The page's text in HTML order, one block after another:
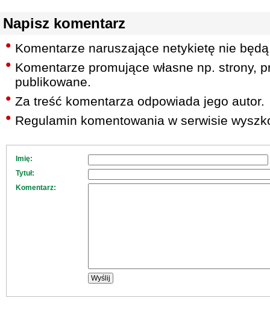
Napisz komentarz
Komentarze naruszające netykietę nie
Komentarze promujące własne np. strony,
publikowane.
Za treść komentarza odpowiada jego autor.
Regulamin komentowania w serwisie
Imię:
Tytuł:
Komentarz: